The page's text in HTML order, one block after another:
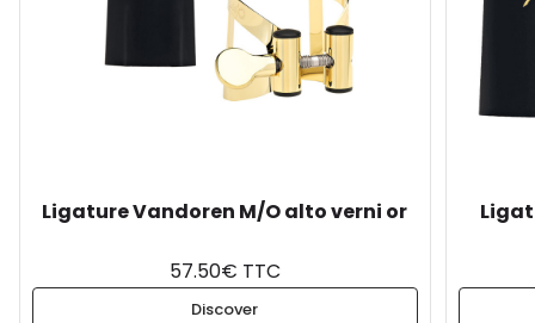
Ligature Vandoren M/O alto verni or
57.50€ TTC
Discover